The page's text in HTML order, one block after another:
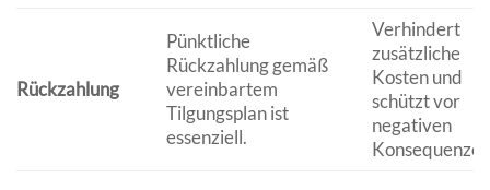
Rückzahlung
Pünktliche
Rückzahlung gemäß
vereinbartem
Tilgungsplan ist
essenziell.
Verhindert
zusätzliche
Kosten und
schützt vor
negativen